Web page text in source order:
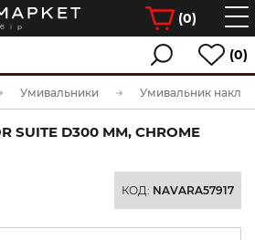
(0)
(0)
Умивальники Умивальник
D300 ММ, CHROME
КОД: NAVARA57917